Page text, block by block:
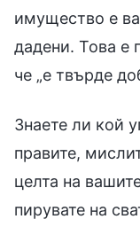
имущество е
дадени. Това е
че „е твърде
Знаете ли кой
правите,
целта на
пирувате на